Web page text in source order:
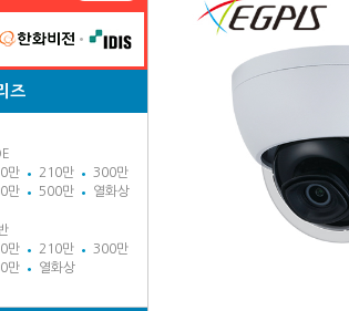
즈
만 210만
300만
만
500만 열화상
만 210만
300만
만
열화상